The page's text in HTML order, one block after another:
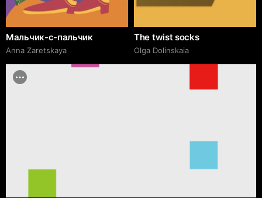
Мальчик-с-пальчик
Anna Zaretskaya
The twist socks
Olga Dolinskaia